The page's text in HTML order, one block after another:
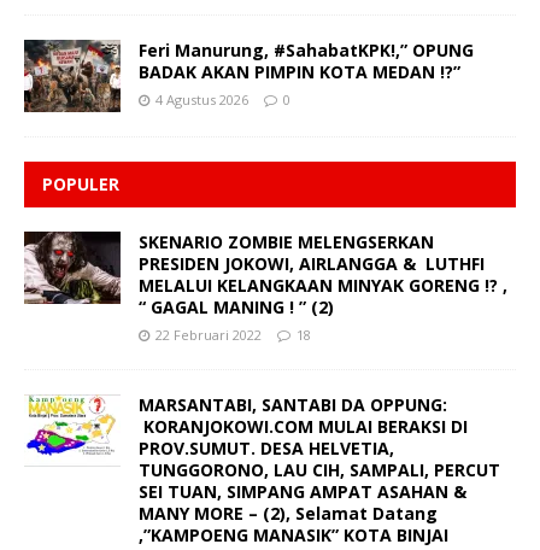
Feri Manurung, #SahabatKPK!,” OPUNG
BADAK AKAN PIMPIN KOTA MEDAN !?”
4 Agustus 2026 0
POPULER
SKENARIO ZOMBIE MELENGSERKAN
PRESIDEN JOKOWI, AIRLANGGA & LUTHFI
MELALUI KELANGKAAN MINYAK GORENG !? ,
“ GAGAL MANING ! ” (2)
22 Februari 2022 18
MARSANTABI, SANTABI DA OPPUNG:
KORANJOKOWI.COM MULAI BERAKSI DI
PROV.SUMUT. DESA HELVETIA,
TUNGGORONO, LAU CIH, SAMPALI, PERCUT
SEI TUAN, SIMPANG AMPAT ASAHAN &
MANY MORE – (2), Selamat Datang
,”KAMPOENG MANASIK” KOTA BINJAI